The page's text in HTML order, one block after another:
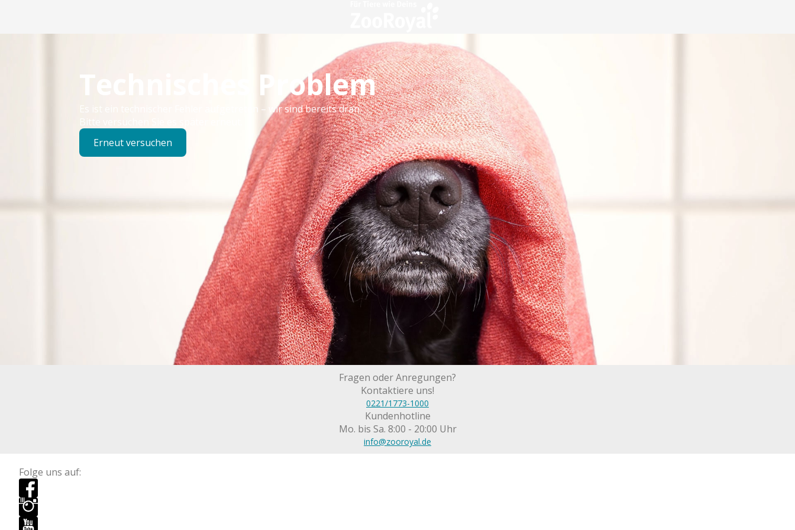
Technisches Problem
Es ist ein technischer Fehler aufgetreten – wir sind bereits dran.
Bitte versuchen Sie es später erneut.
Erneut versuchen
Fragen oder Anregungen?
Kontaktiere uns!
0221/1773-1000
Kundenhotline
Mo. bis Sa. 8:00 - 20:00 Uhr
info@zooroyal.de
Folge uns auf: